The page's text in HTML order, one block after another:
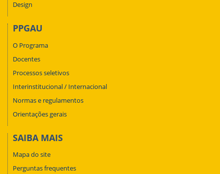
Design
PPGAU
O Programa
Docentes
Processos seletivos
Interinstitucional / Internacional
Normas e regulamentos
Orientações gerais
SAIBA MAIS
Mapa do site
Perguntas frequentes